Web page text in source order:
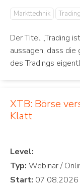
Markttechnik Trading
Der Titel „Trading
aussagen, dass
des Tradings
XTB: Börse
Klatt
Level:
Typ:
Start: